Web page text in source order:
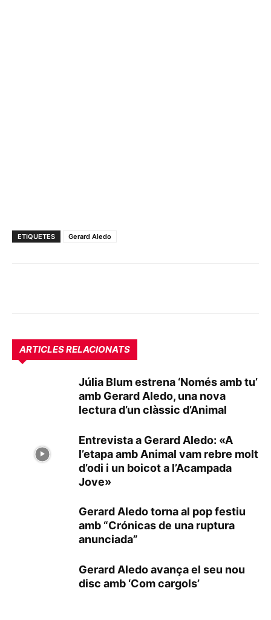
ETIQUETES Gerard Aledo
ARTICLES RELACIONATS
Júlia Blum estrena ‘Només amb tu’
amb Gerard Aledo, una nova
lectura d’un clàssic d’Animal
Entrevista a Gerard Aledo: «A
l’etapa amb Animal vam rebre molt
d’odi i un boicot a l’Acampada
Jove»
Gerard Aledo torna al pop festiu
amb “Crónicas de una ruptura
anunciada”
Gerard Aledo avança el seu nou
disc amb ‘Com cargols’